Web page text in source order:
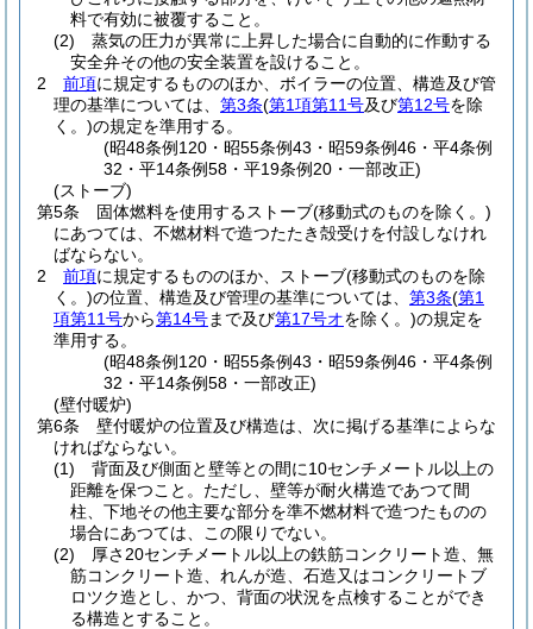
料で有効に被覆すること。
(2)
蒸気の圧力が異常に上昇した場合に自動的に作動する
安全弁その他の安全装置を設けること。
2
前項に規定するもののほか、ボイラーの位置、構造及び管
理の基準については、 第3条(第1項第11号及び第12号を除
く。)の規定を準用する。
(昭48条例120・昭55条例43・昭59条例46・平4条例
32・平14条例58・平19条例20・一部改正)
(ストーブ)
第5条
固体燃料を使用するストーブ(移動式のものを除く。)
にあつては、不燃材料で造つたたき殻受けを付設しなけれ
ばならない。
2
前項に規定するもののほか、ストーブ(移動式のものを除
く。)の位置、構造及び管理の基準については、 第3条(第1
項第11号から第14号まで及び第17号オを除く。)の規定を
準用する。
(昭48条例120・昭55条例43・昭59条例46・平4条例
32・平14条例58・一部改正)
(壁付暖炉)
第6条
壁付暖炉の位置及び構造は、次に掲げる基準によらな
ければならない。
(1)
背面及び側面と壁等との間に10センチメートル以上の
距離を保つこと。 ただし、壁等が耐火構造であつて間
柱、下地その他主要な部分を準不燃材料で造つたものの
場合にあつては、この限りでない。
(2)
厚さ20センチメートル以上の鉄筋コンクリート造、無
筋コンクリート造、れんが造、石造又はコンクリートブ
ロツク造とし、かつ、背面の状況を点検することができ
る構造とすること。